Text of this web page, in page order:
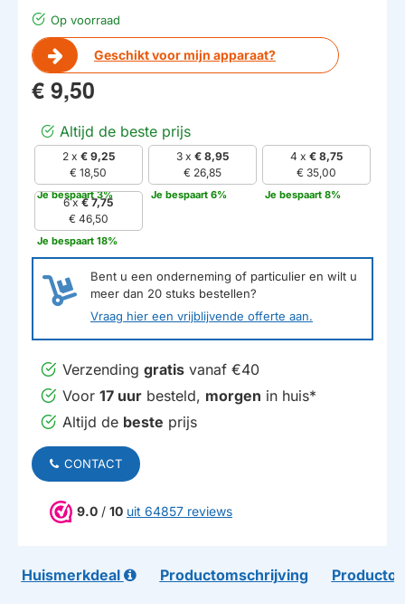
Op voorraad
Geschikt voor mijn apparaat?
€ 9,50
Altijd de beste prijs
2 x € 9,25
€ 18,50
Je bespaart 3%
3 x € 8,95
€ 26,85
Je bespaart 6%
4 x € 8,75
€ 35,00
Je bespaart 8%
6 x€ 7,75
€ 46,50
Je bespaart 18%
Bent u een onderneming of particulier en wilt u
meer dan 20 stuks bestellen?
Vraag hier een vrijblijvende offerte aan.
Verzending gratis vanaf €40
Voor 17 uur besteld, morgen in huis*
Altijd de beste prijs
CONTACT
9.0 / 10 uit 64857 reviews
Huismerkdeal Productomschrijving